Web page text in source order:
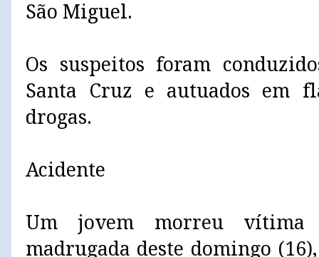
São Miguel.
Os suspeitos foram
Santa Cruz e autuados em
drogas.
Acidente
Um jovem morreu
madrugada deste domingo